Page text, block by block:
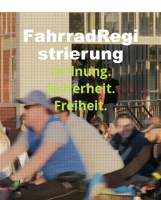
FahrradRegi
strierung
Ordnung.
Sicherheit.
Freiheit.